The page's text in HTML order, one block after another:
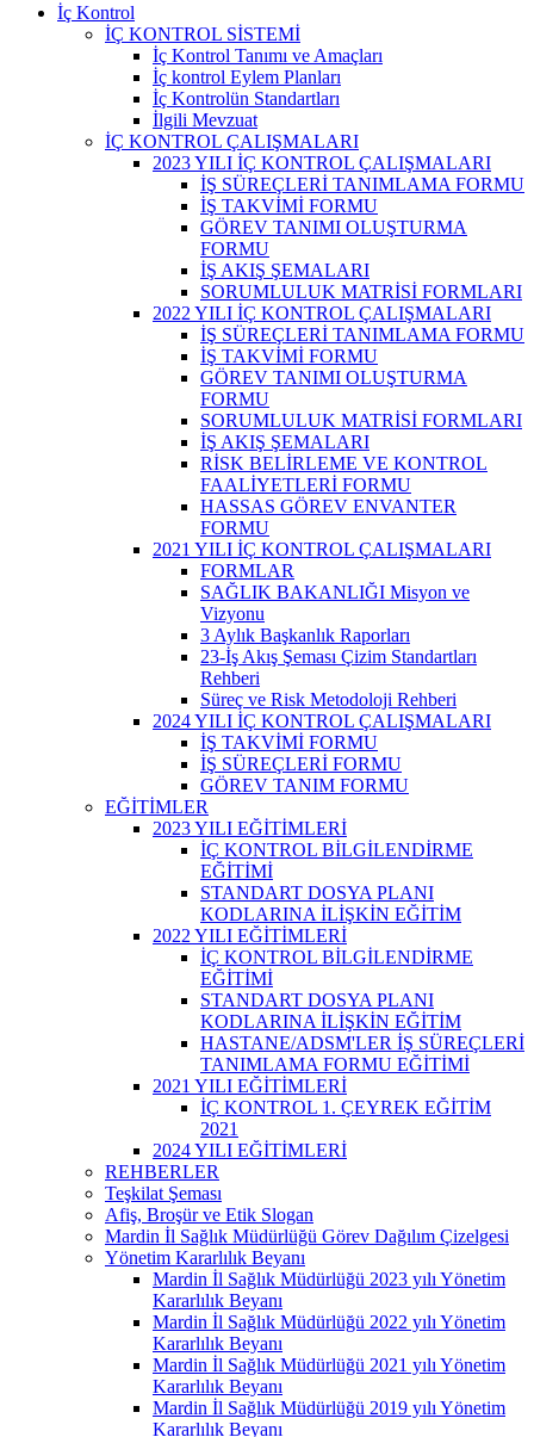
İç Kontrol
İÇ KONTROL SİSTEMİ
İç Kontrol Tanımı ve Amaçları
İç kontrol Eylem Planları
İç Kontrolün Standartları
İlgili Mevzuat
İÇ KONTROL ÇALIŞMALARI
2023 YILI İÇ KONTROL ÇALIŞMALARI
İŞ SÜREÇLERİ TANIMLAMA FORMU
İŞ TAKVİMİ FORMU
GÖREV TANIMI OLUŞTURMA
FORMU
İŞ AKIŞ ŞEMALARI
SORUMLULUK MATRİSİ FORMLARI
2022 YILI İÇ KONTROL ÇALIŞMALARI
İŞ SÜREÇLERİ TANIMLAMA FORMU
İŞ TAKVİMİ FORMU
GÖREV TANIMI OLUŞTURMA
FORMU
SORUMLULUK MATRİSİ FORMLARI
İŞ AKIŞ ŞEMALARI
RİSK BELİRLEME VE KONTROL
FAALİYETLERİ FORMU
HASSAS GÖREV ENVANTER
FORMU
2021 YILI İÇ KONTROL ÇALIŞMALARI
FORMLAR
SAĞLIK BAKANLIĞI Misyon ve
Vizyonu
3 Aylık Başkanlık Raporları
23-İş Akış Şeması Çizim Standartları
Rehberi
Süreç ve Risk Metodoloji Rehberi
2024 YILI İÇ KONTROL ÇALIŞMALARI
İŞ TAKVİMİ FORMU
İŞ SÜREÇLERİ FORMU
GÖREV TANIM FORMU
EĞİTİMLER
2023 YILI EĞİTİMLERİ
İÇ KONTROL BİLGİLENDİRME
EĞİTİMİ
STANDART DOSYA PLANI
KODLARINA İLİŞKİN EĞİTİM
2022 YILI EĞİTİMLERİ
İÇ KONTROL BİLGİLENDİRME
EĞİTİMİ
STANDART DOSYA PLANI
KODLARINA İLİŞKİN EĞİTİM
HASTANE/ADSM'LER İŞ SÜREÇLERİ
TANIMLAMA FORMU EĞİTİMİ
2021 YILI EĞİTİMLERİ
İÇ KONTROL 1. ÇEYREK EĞİTİM
2021
2024 YILI EĞİTİMLERİ
REHBERLER
Teşkilat Şeması
Afiş, Broşür ve Etik Slogan
Mardin İl Sağlık Müdürlüğü Görev Dağılım Çizelgesi
Yönetim Kararlılık Beyanı
Mardin İl Sağlık Müdürlüğü 2023 yılı Yönetim
Kararlılık Beyanı
Mardin İl Sağlık Müdürlüğü 2022 yılı Yönetim
Kararlılık Beyanı
Mardin İl Sağlık Müdürlüğü 2021 yılı Yönetim
Kararlılık Beyanı
Mardin İl Sağlık Müdürlüğü 2019 yılı Yönetim
Kararlılık Beyanı